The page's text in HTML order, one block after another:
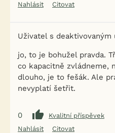
Nahlásit
Citovat
Uživatel s deaktivovaným
jo, to je bohužel pravda.
co kapacitně zvládneme,
dlouho, je to fešák. Ale
nevyplatí šetřit.
0
Kvalitní příspěvek
Nahlásit
Citovat